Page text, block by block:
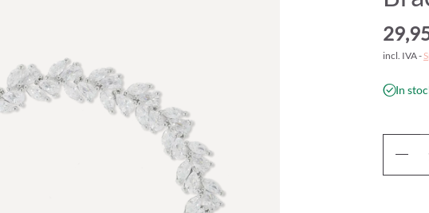
incl. IVA -
In